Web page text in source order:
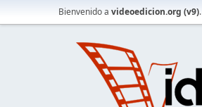
Bienvenido a videoedicion.org (v9).